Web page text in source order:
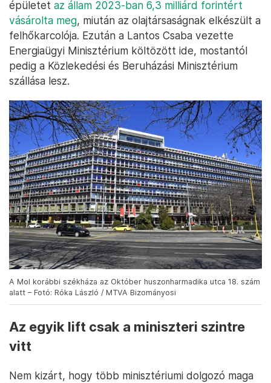
épületet az állam 2023-ban 6,3 milliárd forintért
vásárolta meg, miután az olajtársaságnak elkészült a
felhőkarcolója. Ezután a Lantos Csaba vezette
Energiaügyi Minisztérium költözött ide, mostantól
pedig a Közlekedési és Beruházási Minisztérium
szállása lesz.
A Mol korábbi székháza az Október huszonharmadika utca 18. szám
alatt – Fotó: Róka László / MTVA Bizományosi
Az egyik lift csak a miniszteri szintre
vitt
Nem kizárt, hogy több minisztériumi dolgozó maga